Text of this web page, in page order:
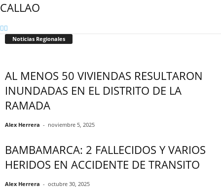
CALLAO
Noticias Regionales
AL MENOS 50 VIVIENDAS RESULTARON
INUNDADAS EN EL DISTRITO DE LA
RAMADA
Alex Herrera - noviembre 5, 2025
BAMBAMARCA: 2 FALLECIDOS Y VARIOS
HERIDOS EN ACCIDENTE DE TRANSITO
Alex Herrera - octubre 30, 2025